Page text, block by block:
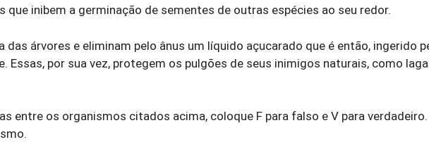
que inibem a germinação de sementes de outras espécies ao seu redor.
das árvores e eliminam pelo ânus um líquido açucarado que é então, ingerido
Essas, por sua vez, protegem os pulgões de seus inimigos naturais, como
entre os organismos citados acima, coloque F para falso e V para verdadeiro.